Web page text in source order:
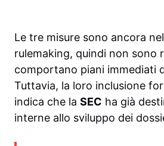
Le tre misure sono ancora
rulemaking, quindi non sono
comportano piani immediati
Tuttavia, la loro inclusione
indica che la SEC ha già
interne allo sviluppo dei